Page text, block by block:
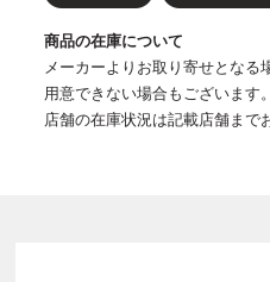
商品の在庫について
メーカーよりお取り寄せとな
用意できない場合もございます。
店舗の在庫状況は記載店舗まで